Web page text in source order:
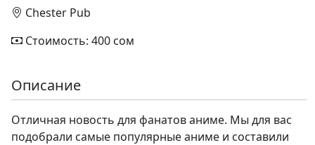
Chester Pub
Стоимость: 400 сом
Описание
Отличная новость для фанатов аниме. Мы для вас
подобрали самые популярные аниме и составили